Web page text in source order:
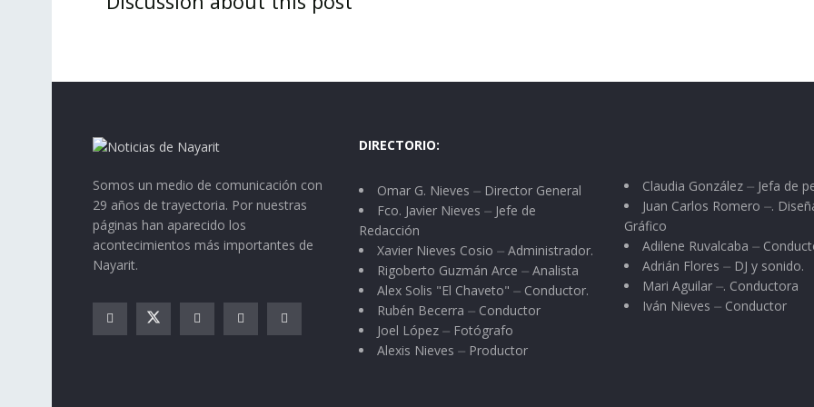
Somos un medio de comunicación con
29 años de trayectoria. Por nuestras
páginas han aparecido los
acontecimientos más importantes de
Nayarit.
DIRECTORIO:
Omar G. Nieves ⏤ Director General
Fco. Javier Nieves ⏤ Jefe de
Redacción
Xavier Nieves Cosio ⏤ Administrador.
Rigoberto Guzmán Arce ⏤ Analista
Alex Solis "El Chaveto" ⏤ Conductor.
Rubén Becerra ⏤ Conductor
Joel López ⏤ Fotógrafo
Alexis Nieves ⏤ Productor
Claudia González ⏤ Jefa de
Juan Carlos Romero ⏤.
Gráfico
Adilene Ruvalcaba ⏤
Adrián Flores ⏤ DJ y sonido.
Mari Aguilar ⏤. Conductora
Iván Nieves ⏤ Conductor